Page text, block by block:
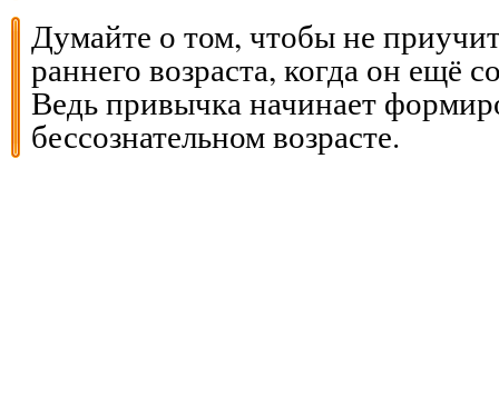
Думайте о том, чтобы не
раннего возраста, когда он ещё
Ведь привычка начинает
бессознательном возрасте.